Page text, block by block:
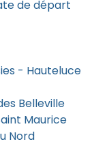
de départ
- Hauteluce
Belleville
Maurice
Nord